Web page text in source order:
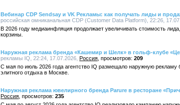
Вебинар CDP Sendsay и VK Рекламы: как получать лиды и
российская омниканальная CDP (Customer Data Platform), 22:26,
В 2026 году медиаинфляция продолжает увеличивать стоимость
корзины.
Наружная реклама бренда «Кашемир и Шелк» в гольф-клубе
рекламы IQ, 22:24, 17.07.2026, Россия
209
С мая по июль 2026 года агентство IQ размещало наружную
элитного отдыха в Москве.
Наружная реклама ювелирного бренда Parure в ресторане
Россия
235